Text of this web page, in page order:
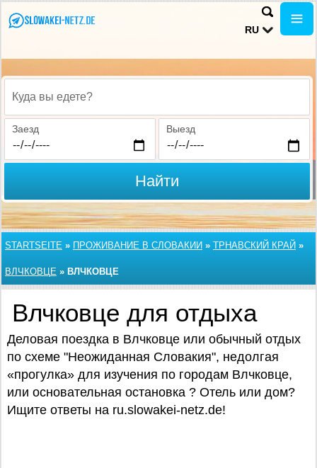
RU
Куда вы едете?
Заезд Выезд
Найти
STARTSEITE » ПРОЖИВАНИЕ В СЛОВАКИИ » ТРНАВСКИЙ КРАЙ »
ВЛЧКОВЦЕ » ВЛЧКОВЦЕ
Влчковце для отдыха
Деловая поездка в Влчковце или обычный отдых
по схеме "Неожиданная Словакия", недолгая
«прогулка» для изучения по городам Влчковце,
или основательная остановка ? Отель или дом?
Ищите ответы на ru.slowakei-netz.de!